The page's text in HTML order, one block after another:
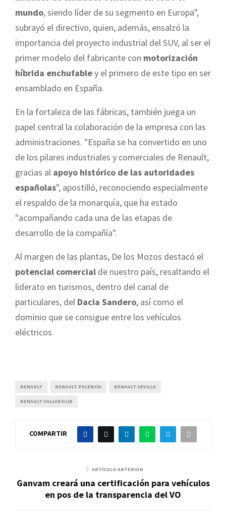
mundo, siendo líder de su segmento en Europa",
subrayó el directivo, quien, además, ensalzó la
importancia del proyecto industrial del SUV, al ser el
primer modelo del fabricante con motorización
híbrida enchufabley el primero de este tipo en ser
ensamblado en España.
En la fortaleza de las fábricas, también juega un
papel central la colaboración de la empresa con las
administraciones. "España se ha convertido en uno
de los pilares industriales y comerciales de Renault,
gracias al apoyo histórico de las autoridades
españolas", apostilló, reconociendo especialmente
el respaldo de la monarquía, que ha estado
"acompañando cada una de las etapas de
desarrollo de la compañía".
Al margen de las plantas, De los Mozos destacó el
potencial comercial de nuestro país, resaltando el
liderato en turismos, dentro del canal de
particulares, del Dacia Sandero, así como el
dominio que se consigue entre los vehículos
eléctricos.
RENAULT RENAULT PALENCIA RENAULT SEVILLA
RENAULT VALLADOLID
COMPARTIR
ARTÍCULO ANTERIOR
Ganvam creará una certificación para vehículos
en pos de la transparencia del VO